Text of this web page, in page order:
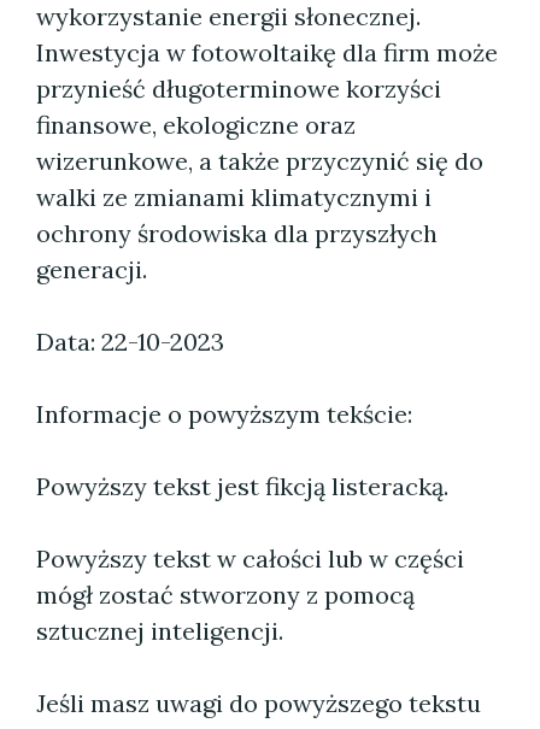
wykorzystanie energii słonecznej.
Inwestycja w fotowoltaikę dla firm może
przynieść długoterminowe korzyści
finansowe, ekologiczne oraz
wizerunkowe, a także przyczynić się do
walki ze zmianami klimatycznymi i
ochrony środowiska dla przyszłych
generacji.
Data: 22-10-2023
Informacje o powyższym tekście:
Powyższy tekst jest fikcją listeracką.
Powyższy tekst w całości lub w części
mógł zostać stworzony z pomocą
sztucznej inteligencji.
Jeśli masz uwagi do powyższego tekstu